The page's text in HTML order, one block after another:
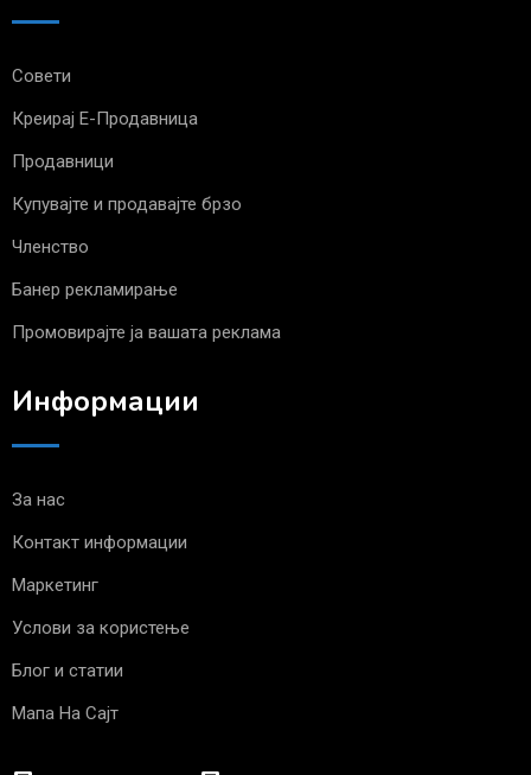
Совети
Креирај Е-Продавница
Продавници
Купувајте и продавајте брзо
Членство
Банер рекламирање
Промовирајте ја вашата реклама
Информации
За нас
Контакт информации
Маркетинг
Услови за користење
Блог и статии
Мапа На Сајт